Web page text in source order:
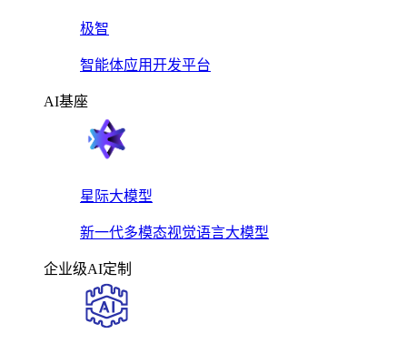
极智
智能体应用开发平台
AI基座
星际大模型
新一代多模态视觉语言大模型
企业级AI定制